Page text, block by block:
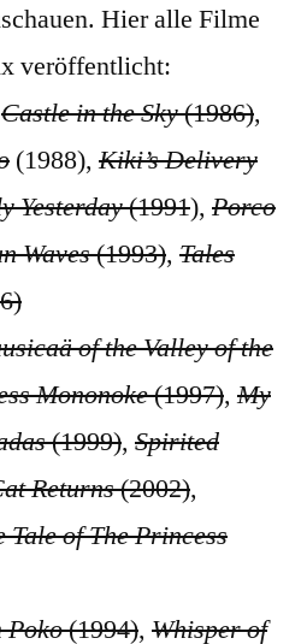
Hier alle Filme
veröffentlicht:
Castle in the Sky(1986),
(1988),Kiki’s Delivery
Yesterday(1991), Porco
Waves(1993), Tales
of the Valley of the
Mononoke(1997),My
(1999), Spirited
Returns(2002),
Tale of The Princess
Poko(1994), Whisper of